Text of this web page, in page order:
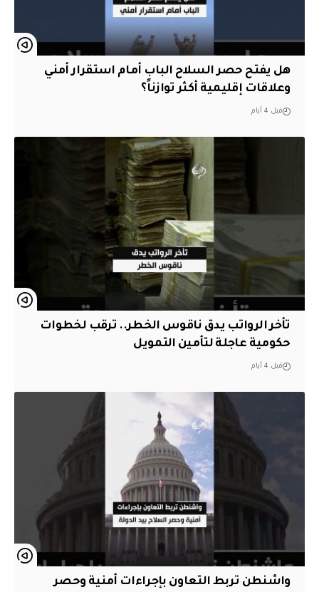
هل يفتح حصر السلاح الباب أمام استقرار أمني
وعلاقات إقليمية أكثر توازناً؟
قبل 4 أيام
تأخر الرواتب يدق ناقوس الخطر.. ترقب لخطوات
حكومية عاجلة لتأمين التمويل
قبل 4 أيام
واشنطن تربط التعاون بإجراءات أمنية وحصر